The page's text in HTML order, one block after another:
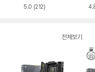
5.0 (212)
전체보기